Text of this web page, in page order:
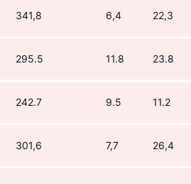
341,8 6,4 22,3
295.5 11.8 23.8
242.7 9.5 11.2
301,6 7,7 26,4